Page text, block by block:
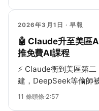
2026年3月1日 · 早報
🤖 Claude升至美區
推免費AI課程
⚡ Claude衝到美區第二
建，DeepSeek等偷師
AI+遊戲社交新玩法熱得
11 條頭條·2:57